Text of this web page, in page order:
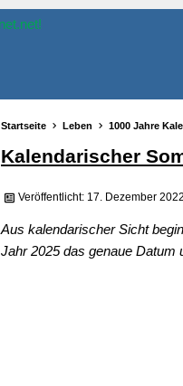
Startseite Leben 1000 Jahre
Kalendarischer
Veröffentlicht: 17. Dezember 2022
Aus kalendarischer Sicht
Jahr 2025 das genaue Datum